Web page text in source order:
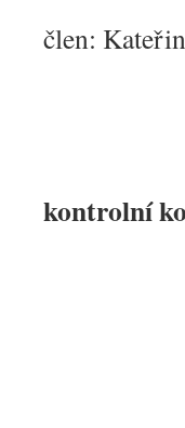
člen:
kontrolní